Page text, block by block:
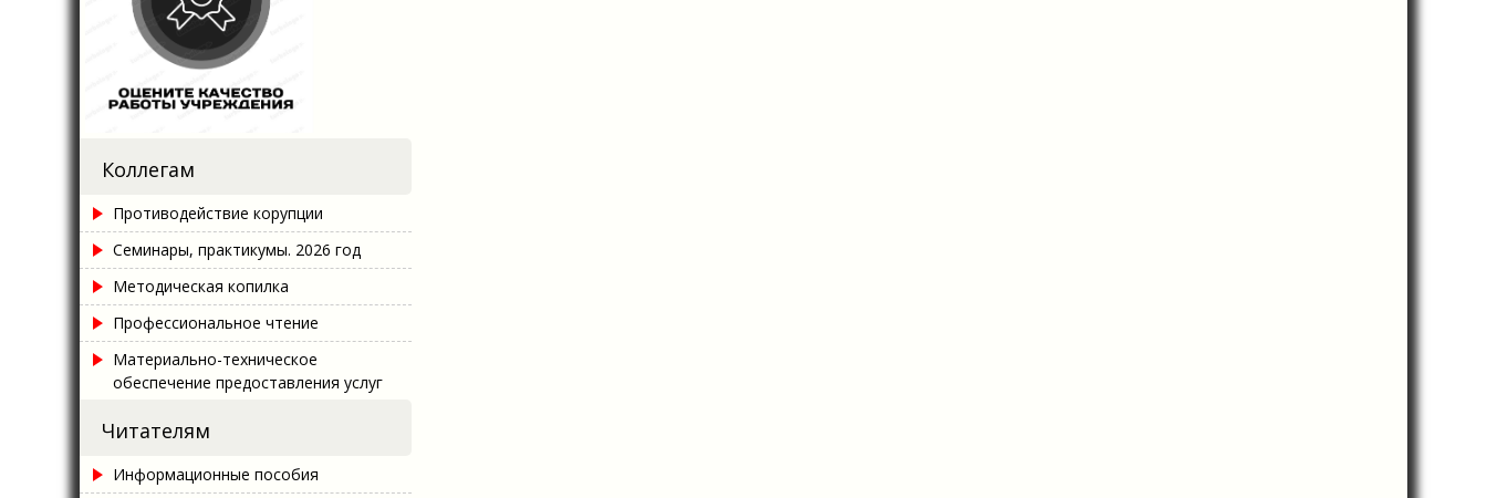
Коллегам
Противодействие корупции
Семинары, практикумы. 2026 год
Методическая копилка
Профессиональное чтение
Материально-техническое
обеспечение предоставления услуг
Читателям
Информационные пособия